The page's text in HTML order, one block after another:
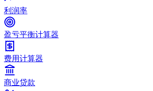
利润率
盈亏平衡计算器
费用计算器
商业贷款